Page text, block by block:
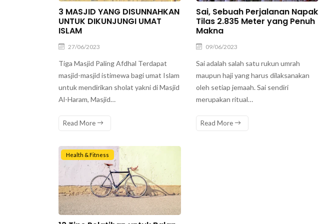
3 MASJID YANG DISUNNAHKAN
UNTUK DIKUNJUNGI UMAT
ISLAM
27/06/2023
Tiga Masjid Paling Afdhal Terdapat
masjid-masjid istimewa bagi umat Islam
untuk mendirikan sholat yakni di Masjid
Al-Haram, Masjid…
Read More
Sai, Sebuah Perjalanan Napak
Tilas 2.835 Meter yang Penuh
Makna
09/06/2023
Sai adalah salah satu rukun umrah
maupun haji yang harus dilaksanakan
oleh setiap jemaah. Sai sendiri
merupakan ritual…
Read More
Health & Fitness